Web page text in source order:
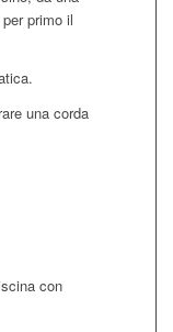
primo il
una corda
con